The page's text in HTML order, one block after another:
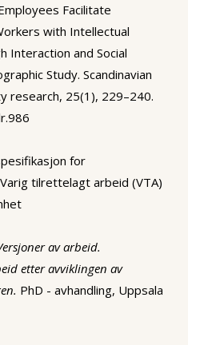
Facilitate
with Intellectual
Interaction and Social
Study. Scandinavian
research, 25(1), 229–240.
for
tilrettelagt arbeid (VTA)
av arbeid.
etter avviklingen av
PhD - avhandling, Uppsala